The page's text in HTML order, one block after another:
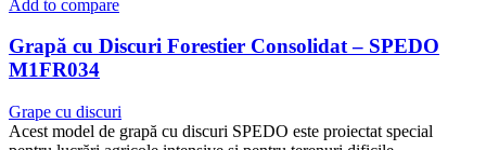
Add to compare
Grapă cu Discuri Forestier Consolidat – SPEDO
M1FR034
Grape cu discuri
Acest model de grapă cu discuri SPEDO este proiectat special